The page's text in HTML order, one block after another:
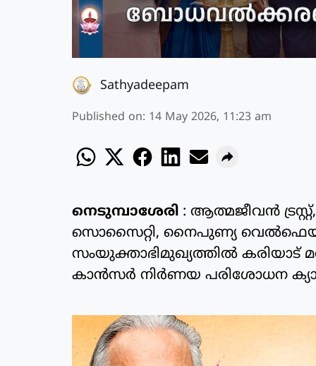
Sathyadeepam
Published on: 14 May 2026, 11:23 am
നെടുമ്പാശേരി : ആത്മജീവൻ
സൊസൈറ്റി, നൈപുണ്യ
സംയുക്താഭിമുഖ്യത്തിൽ
കാൻസർ നിർണയ പരിശോധന